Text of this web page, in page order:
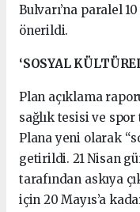
Bulvarı’na paralel
önerildi.
‘SOSYAL
Plan açıklama
sağlık tesisi ve
Plana yeni olarak
getirildi. 21 Nisan
tarafından askıya
için 20 Mayıs’a